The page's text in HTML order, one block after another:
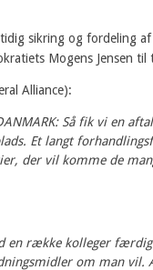
sikring og fordeling
Mogens Jensen til
Alliance):
Så fik vi en
Et langt
der vil komme de
en række kolleger
om man